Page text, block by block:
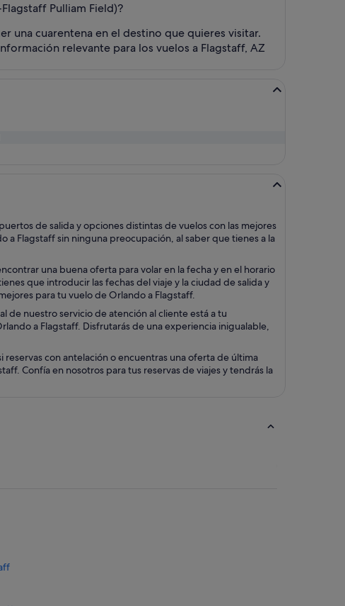
Pulliam Field)?
una cuarentena en el destino que quieres visitar.
relevante para los vuelos a Flagstaff, AZ
de salida y opciones distintas de vuelos con las mejores
a Flagstaff sin ninguna preocupación, al saber que tienes a la
una buena oferta para volar en la fecha y en el horario
que introducir las fechas del viaje y la ciudad de salida y
para tu vuelo de Orlando a Flagstaff.
de nuestro servicio de atención al cliente está a tu
a Flagstaff. Disfrutarás de una experiencia inigualable,
con antelación o encuentras una oferta de última
Confía en nosotros para tus reservas de viajes y tendrás la